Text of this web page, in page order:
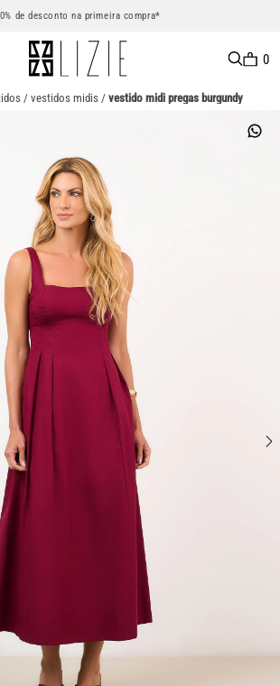
de desconto na primeira compra*
0
/ vestidos midis / vestido midi pregas burgundy